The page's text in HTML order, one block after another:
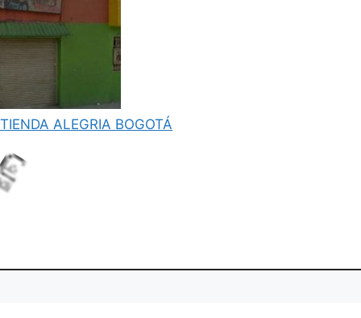
TIENDA ALEGRIA BOGOTÁ
Lo
adi
ng.
..